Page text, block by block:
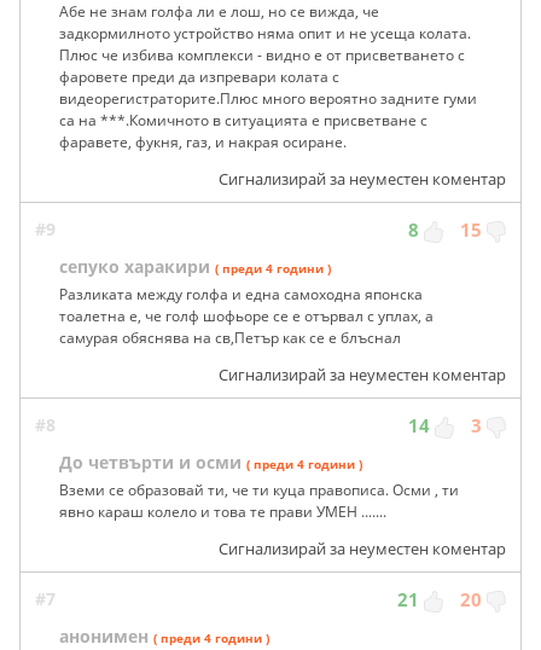
Абе не знам голфа ли е лош, но се вижда, че
задкормилното устройство няма опит и не усеща колата.
Плюс че избива комплекси - видно е от присветването с
фаровете преди да изпревари колата с
видеорегистраторите.Плюс много вероятно задните гуми
са на ***.Комичното в ситуацията е присветване с
фаравете, фукня, газ, и накрая осиране.
Сигнализирай за неуместен коментар
#9 8 15
сепуко харакири ( преди 4 години )
Разликата между голфа и една самоходна японска
тоалетна е, че голф шофьоре се е отървал с уплах, а
самурая обяснява на св,Петър как се е блъснал
Сигнализирай за неуместен коментар
#8 14 3
До четвърти и осми ( преди 4 години )
Вземи се образовай ти, че ти куца правописа. Осми , ти
явно караш колело и това те прави УМЕН .......
Сигнализирай за неуместен коментар
#7 21 20
анонимен ( преди 4 години )